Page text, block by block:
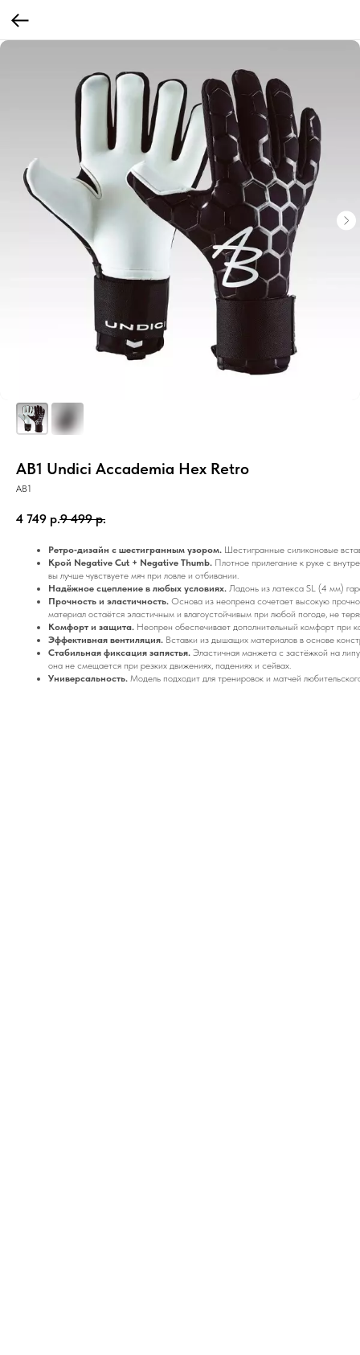
AB1 Undici Accademia Hex Retro
AB1
4 749 р.9 499 р.
Ретро‑дизайн с шестигранным узором. Шестигранные силиконовые
Крой Negative Cut + Negative Thumb. Плотное прилегание к руке с
вы лучше чувствуете мяч при ловле и отбивании.
Надёжное сцепление в любых условиях. Ладонь из латекса SL (4 мм)
Прочность и эластичность. Основа из неопрена сочетает высокую
материал остаётся эластичным и влагоустойчивым при любой погоде, не
Комфорт и защита. Неопрен обеспечивает дополнительный комфорт при
Эффективная вентиляция. Вставки из дышащих материалов в основе
Стабильная фиксация запястья. Эластичная манжета с застёжкой на
она не смещается при резких движениях, падениях и сейвах.
Универсальность. Модель подходит для тренировок и матчей